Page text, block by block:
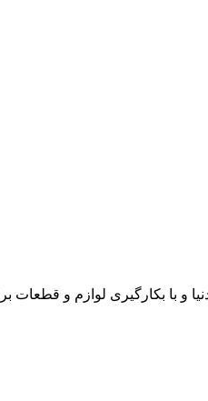
و با بکارگیری لوازم و